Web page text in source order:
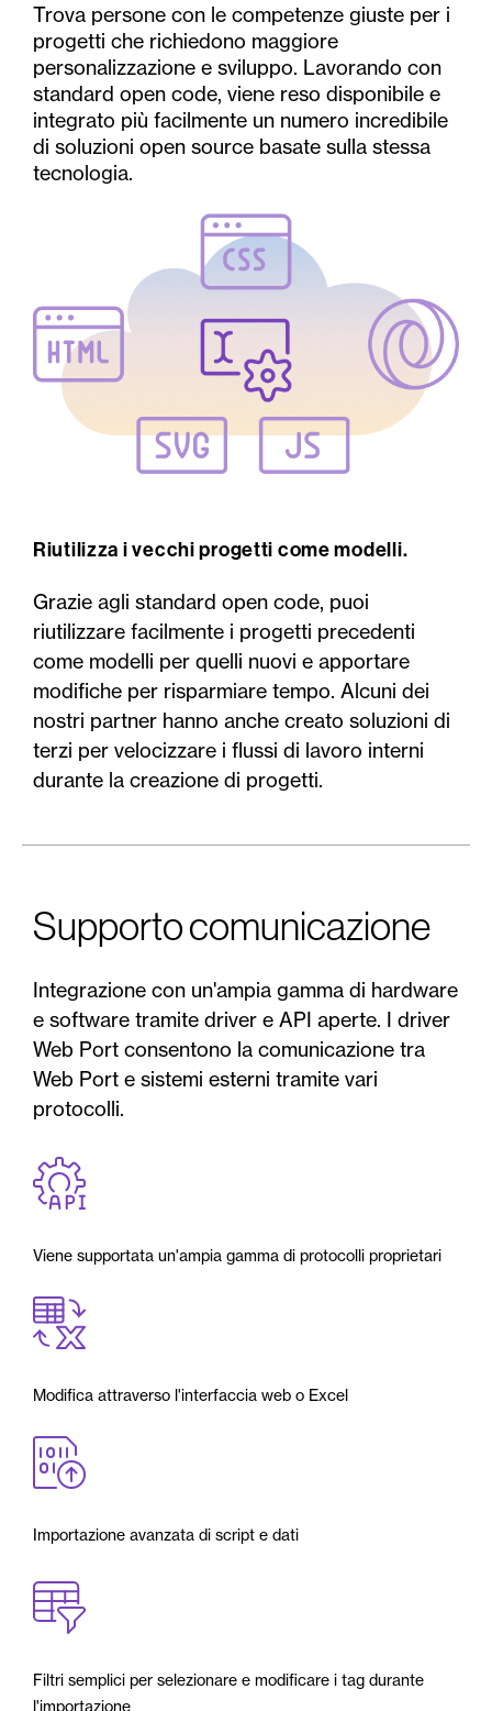
Trova persone con le competenze giuste per i
progetti che richiedono maggiore
personalizzazione e sviluppo. Lavorando con
standard open code, viene reso disponibile e
integrato più facilmente un numero incredibile
di soluzioni open source basate sulla stessa
tecnologia.
Riutilizza i vecchi progetti come modelli.
Grazie agli standard open code, puoi
riutilizzare facilmente i progetti precedenti
come modelli per quelli nuovi e apportare
modifiche per risparmiare tempo. Alcuni dei
nostri partner hanno anche creato soluzioni di
terzi per velocizzare i flussi di lavoro interni
durante la creazione di progetti.
Supporto comunicazione
Integrazione con un'ampia gamma di hardware
e software tramite driver e API aperte. I driver
Web Port consentono la comunicazione tra
Web Port e sistemi esterni tramite vari
protocolli.
Viene supportata un'ampia gamma di protocolli proprietari
Modifica attraverso l'interfaccia web o Excel
Importazione avanzata di script e dati
Filtri semplici per selezionare e modificare i tag durante
l'importazione